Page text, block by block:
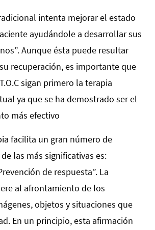
intenta mejorar el estado
ayudándole a desarrollar sus
Aunque ésta puede resultar
recuperación, es importante que
sigan primero la terapia
ya que se ha demostrado ser el
más efectivo
facilita un gran número de
las más significativas es:
de respuesta”. La
al afrontamiento de los
objetos y situaciones que
En un principio, esta afirmación